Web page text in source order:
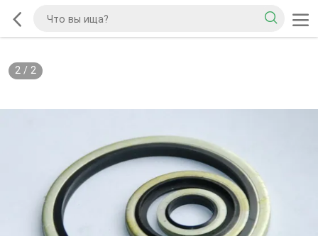
2/ 2